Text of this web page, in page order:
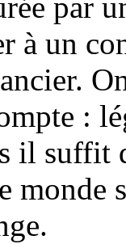
par
à un
:
il suffit
monde